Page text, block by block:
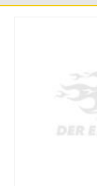
Lancia
Mercedes
Mini